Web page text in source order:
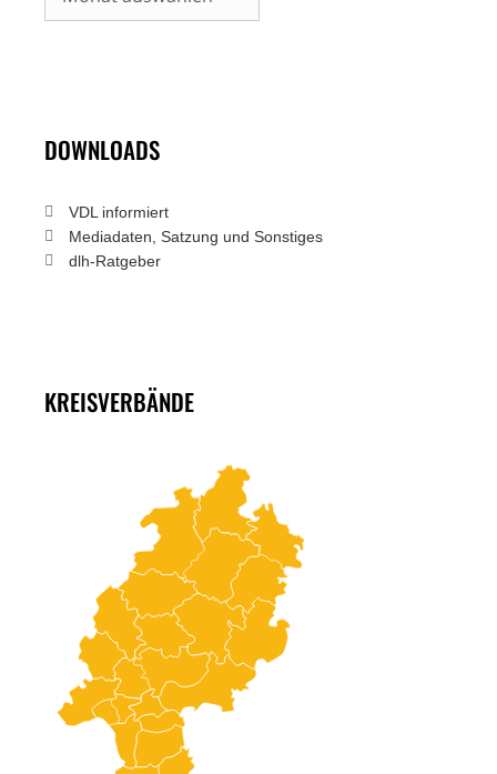
DOWNLOADS
VDL informiert
Mediadaten, Satzung und Sonstiges
dlh-Ratgeber
KREISVERBÄNDE